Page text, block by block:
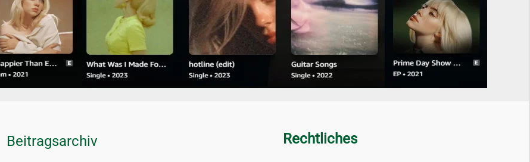
Beitragsarchiv Rechtliches